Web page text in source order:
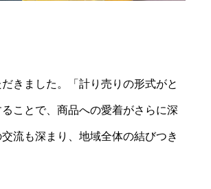
きました。「計り売りの形式がと
ことで、商品への愛着がさらに深
流も深まり、地域全体の結びつき